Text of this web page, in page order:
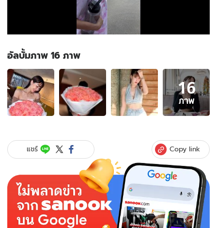
อัลบั้มภาพ 16 ภาพ
อัลบั้ม
ภาพ
16
ภาพ
ของ
ญา"
เปิด
หนุ่ม
รับ
วาเลนไทน์
16
ภาพ
แชร์ Copy link